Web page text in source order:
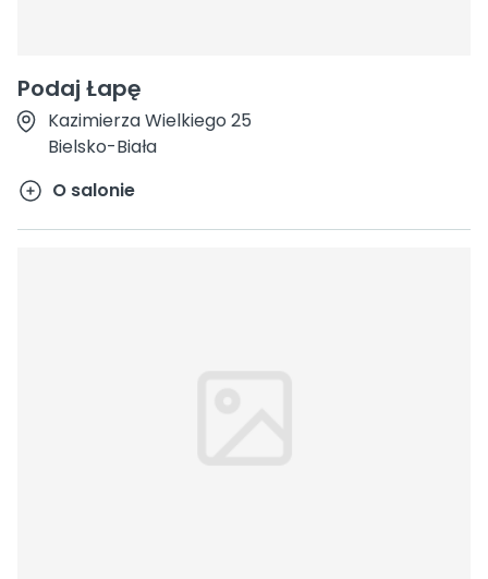
Podaj Łapę
Kazimierza Wielkiego 25
Bielsko-Biała
O salonie